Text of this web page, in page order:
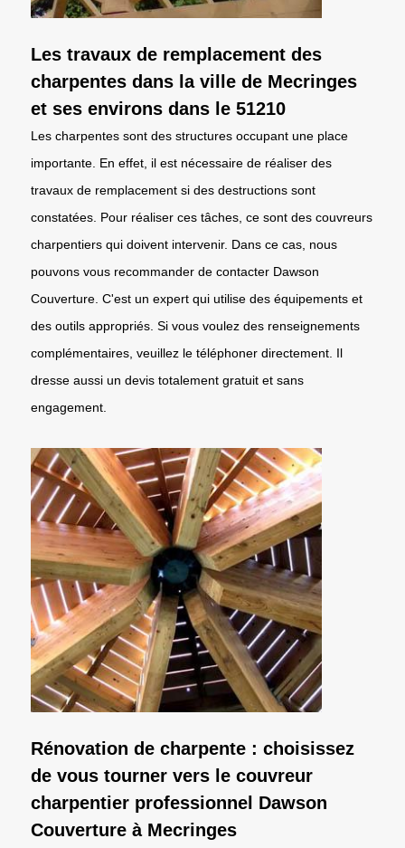
Les travaux de remplacement des
charpentes dans la ville de Mecringes
et ses environs dans le 51210
Les charpentes sont des structures occupant une place
importante. En effet, il est nécessaire de réaliser des
travaux de remplacement si des destructions sont
constatées. Pour réaliser ces tâches, ce sont des couvreurs
charpentiers qui doivent intervenir. Dans ce cas, nous
pouvons vous recommander de contacter Dawson
Couverture. C'est un expert qui utilise des équipements et
des outils appropriés. Si vous voulez des renseignements
complémentaires, veuillez le téléphoner directement. Il
dresse aussi un devis totalement gratuit et sans
engagement.
Rénovation de charpente : choisissez
de vous tourner vers le couvreur
charpentier professionnel Dawson
Couverture à Mecringes